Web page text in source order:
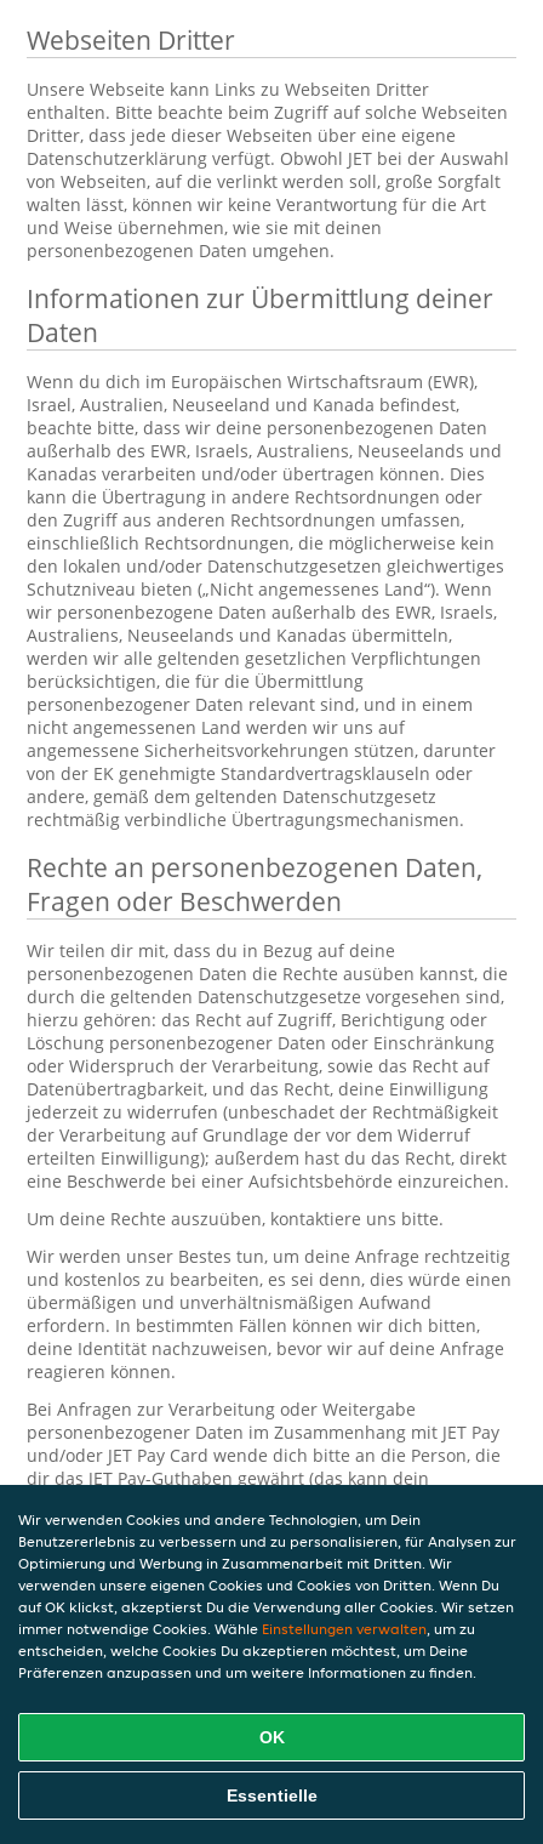
Webseiten Dritter
Unsere Webseite kann Links zu Webseiten Dritter
enthalten. Bitte beachte beim Zugriff auf solche Webseiten
Dritter, dass jede dieser Webseiten über eine eigene
Datenschutzerklärung verfügt. Obwohl JET bei der Auswahl
von Webseiten, auf die verlinkt werden soll, große Sorgfalt
walten lässt, können wir keine Verantwortung für die Art
und Weise übernehmen, wie sie mit deinen
personenbezogenen Daten umgehen.
Informationen zur Übermittlung deiner
Daten
Wenn du dich im Europäischen Wirtschaftsraum (EWR),
Israel, Australien, Neuseeland und Kanada befindest,
beachte bitte, dass wir deine personenbezogenen Daten
außerhalb des EWR, Israels, Australiens, Neuseelands und
Kanadas verarbeiten und/oder übertragen können. Dies
kann die Übertragung in andere Rechtsordnungen oder
den Zugriff aus anderen Rechtsordnungen umfassen,
einschließlich Rechtsordnungen, die möglicherweise kein
den lokalen und/oder Datenschutzgesetzen gleichwertiges
Schutzniveau bieten („Nicht angemessenes Land“). Wenn
wir personenbezogene Daten außerhalb des EWR, Israels,
Australiens, Neuseelands und Kanadas übermitteln,
werden wir alle geltenden gesetzlichen Verpflichtungen
berücksichtigen, die für die Übermittlung
personenbezogener Daten relevant sind, und in einem
nicht angemessenen Land werden wir uns auf
angemessene Sicherheitsvorkehrungen stützen, darunter
von der EK genehmigte Standardvertragsklauseln oder
andere, gemäß dem geltenden Datenschutzgesetz
rechtmäßig verbindliche Übertragungsmechanismen.
Rechte an personenbezogenen Daten,
Fragen oder Beschwerden
Wir teilen dir mit, dass du in Bezug auf deine
personenbezogenen Daten die Rechte ausüben kannst, die
durch die geltenden Datenschutzgesetze vorgesehen sind,
hierzu gehören: das Recht auf Zugriff, Berichtigung oder
Löschung personenbezogener Daten oder Einschränkung
oder Widerspruch der Verarbeitung, sowie das Recht auf
Datenübertragbarkeit, und das Recht, deine Einwilligung
jederzeit zu widerrufen (unbeschadet der Rechtmäßigkeit
der Verarbeitung auf Grundlage der vor dem Widerruf
erteilten Einwilligung); außerdem hast du das Recht, direkt
eine Beschwerde bei einer Aufsichtsbehörde einzureichen.
Um deine Rechte auszuüben, kontaktiere uns bitte.
Wir werden unser Bestes tun, um deine Anfrage rechtzeitig
und kostenlos zu bearbeiten, es sei denn, dies würde einen
übermäßigen und unverhältnismäßigen Aufwand
erfordern. In bestimmten Fällen können wir dich bitten,
deine Identität nachzuweisen, bevor wir auf deine Anfrage
reagieren können.
Bei Anfragen zur Verarbeitung oder Weitergabe
personenbezogener Daten im Zusammenhang mit JET Pay
und/oder JET Pay Card wende dich bitte an die Person, die
dir das JET Pay-Guthaben gewährt (das kann dein
erforderlich, da JET und die Person, die dir das Guthaben
gewährt, eine separate Verantwortung für die Verarbeitung
und den Schutz deiner personenbezogenen Daten haben.
Solltest du weitere Fragen oder Beschwerden in Bezug auf
die Verarbeitung deiner personenbezogenen Daten haben,
kontaktieren wir dich gerne. Wir würden uns auch über
Tipps oder Vorschläge zur Verbesserung unserer Erklärung
JET nimmt den Schutz personenbezogener Daten sehr ernst
und daher ergreifen wir angemessene Maßnahmen, um
Wir verwenden Cookies und andere Technologien, um Dein
Benutzererlebnis zu verbessern und zu personalisieren, für Analysen zur
Optimierung und Werbung in Zusammenarbeit mit Dritten. Wir
verwenden unsere eigenen Cookies und Cookies von Dritten. Wenn Du
auf OK klickst, akzeptierst Du die Verwendung aller Cookies. Wir setzen
immer notwendige Cookies. Wähle Einstellungen verwalten, um zu
entscheiden, welche Cookies Du akzeptieren möchtest, um Deine
Präferenzen anzupassen und um weitere Informationen zu finden.
OK
Essentielle